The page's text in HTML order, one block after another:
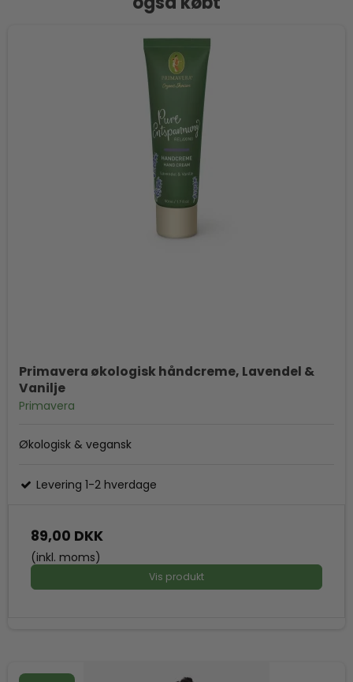
Primavera økologisk håndcreme, Lavendel &
Vanilje
Primavera
Økologisk & vegansk
Levering 1-2 hverdage
89,00 DKK
(inkl. moms)
Vis produkt